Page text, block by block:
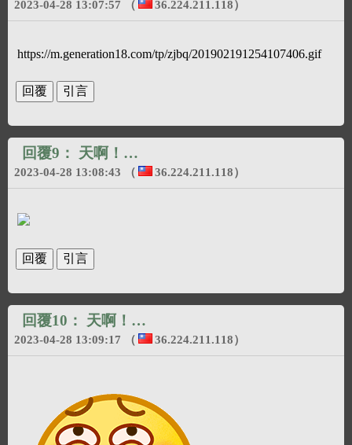
2023-04-28 13:07:57 （ 36.224.211.118）
https://m.generation18.com/tp/zjbq/201902191254107406.gif
回覆9： 天啊！…
2023-04-28 13:08:43 （ 36.224.211.118）
回覆10： 天啊！…
2023-04-28 13:09:17 （ 36.224.211.118）